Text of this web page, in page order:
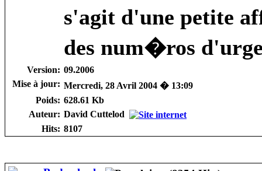
s'agit d'une petite
des num�ros
Version: 09.2006
Mise à jour: Mercredi, 28 Avril 2004 � 13:09
Poids: 628.61 Kb
Auteur: David Cuttelod
Hits: 8107